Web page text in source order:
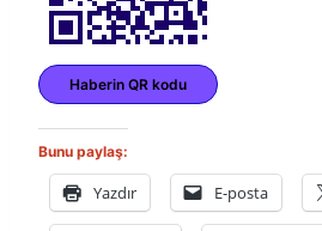
Haberin QR kodu
Bunu paylaş:
Yazdır E-posta